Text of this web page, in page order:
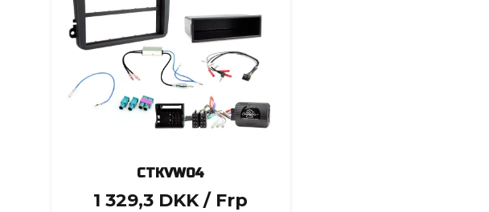
CTKVW04
1 329,3 DKK / Frp